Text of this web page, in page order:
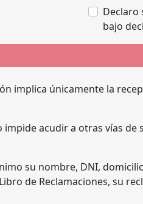
Declaro
bajo
implica únicamente la
acudir a otras vías
su nombre, DNI,
de Reclamaciones, su